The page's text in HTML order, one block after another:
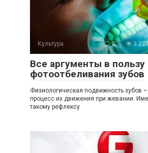
Культура 0 3
Все аргументы в пользу
фотоотбеливания зубов
Физиологическая подвижность зубов
процесс их движения при жевании.
такому рефлексу